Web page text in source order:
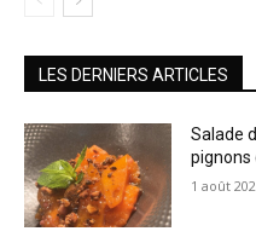
LES DERNIERS ARTICLES
Salade
pignons
1 août